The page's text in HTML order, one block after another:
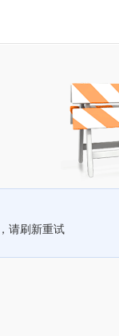
请刷新重试